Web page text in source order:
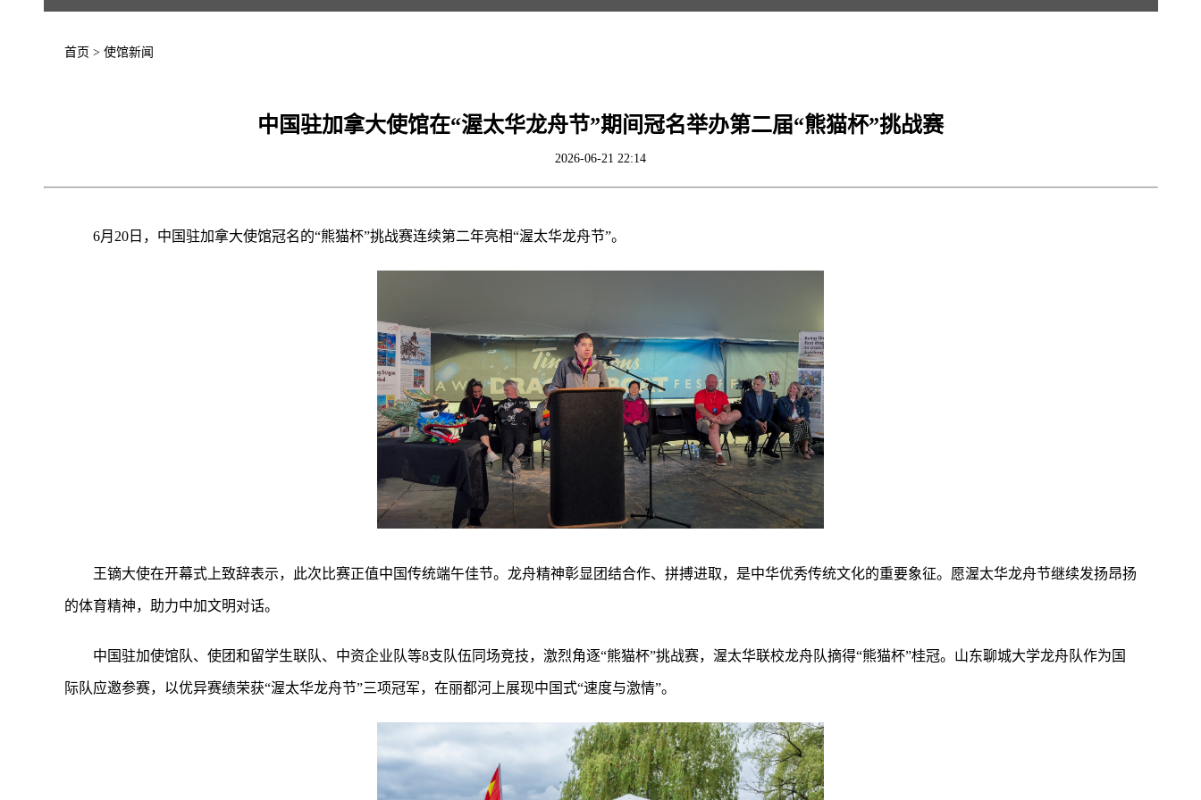
首页 > 使馆新闻
中国驻加拿大使馆在“渥太华龙舟节”期间冠名举办第二届“熊猫杯”挑战赛
2026-06-21 22:14
6月20日，中国驻加拿大使馆冠名的“熊猫杯”挑战赛连续第二年亮相“渥太华龙舟节”。
王镝大使在开幕式上致辞表示，此次比赛正值中国传统端午佳节。龙舟精神彰显团结合作、拼搏进取，是中华优秀传统文化的重要象征。愿渥太华龙舟节继续发扬昂扬
的体育精神，助力中加文明对话。
中国驻加使馆队、使团和留学生联队、中资企业队等8支队伍同场竞技，激烈角逐“熊猫杯”挑战赛，渥太华联校龙舟队摘得“熊猫杯”桂冠。山东聊城大学龙舟队作为国
际队应邀参赛，以优异赛绩荣获“渥太华龙舟节”三项冠军，在丽都河上展现中国式“速度与激情”。